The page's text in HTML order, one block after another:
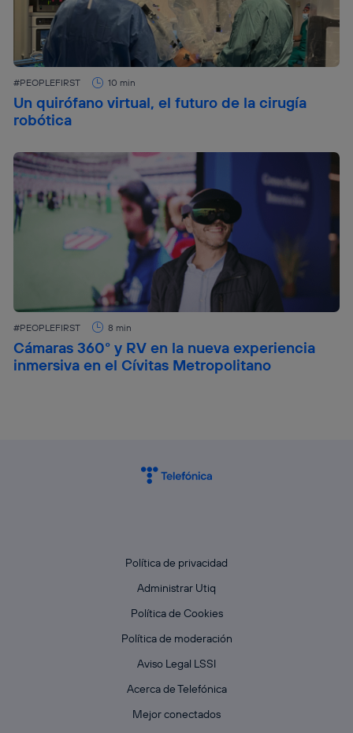
Un quirófano virtual, el futuro de la cirugía
robótica
#PEOPLEFIRST 10 min
Cámaras 360° y RV en la nueva experiencia
inmersiva en el Cívitas Metropolitano
#PEOPLEFIRST 8 min
Política de privacidad
Administrar Utiq
Política de Cookies
Política de moderación
Aviso Legal LSSI
Acerca de Telefónica
Mejor conectados